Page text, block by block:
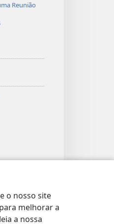
o nosso site
melhorar a
a nossa
Reunião